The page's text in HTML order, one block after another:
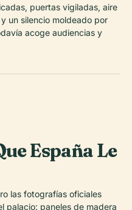
puertas vigiladas, aire
un silencio moldeado por
acoge audiencias y
España Le
las fotografías oficiales
palacio: paneles de madera